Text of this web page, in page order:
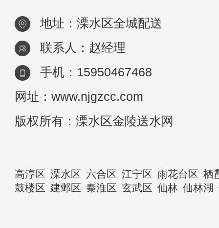
地址：溧水区全城配送
联系人：赵经理
手机：15950467468
网址：www.njgzcc.com
版权所有：溧水区金陵送水网
高淳区 溧水区 六合区 江宁区 雨花台区 栖
鼓楼区 建邺区 秦淮区 玄武区 仙林 仙林湖